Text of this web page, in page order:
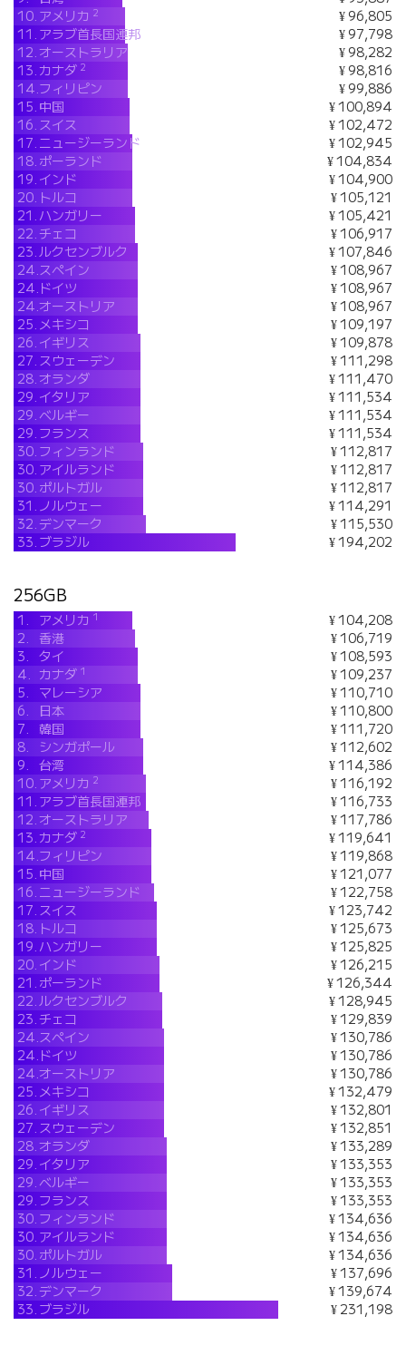
10. アメリカ 2
¥ 96,805
11. アラブ首長国連邦
¥ 97,798
12.オーストラリア
¥ 98,282
13.カナダ 2
¥ 98,816
14.フィリピン
¥ 99,886
15. 中国
¥ 100,894
16. スイス
¥ 102,472
17. ニュージーランド
¥ 102,945
18. ポーランド
¥ 104,834
19. インド
¥ 104,900
20. トルコ
¥ 105,121
21. ハンガリー
¥ 105,421
22.チェコ
¥ 106,917
23.ルクセンブルク
¥ 107,846
24.スペイン
¥ 108,967
24. ドイツ
¥ 108,967
24.オーストリア
¥ 108,967
25. メキシコ
¥ 109,197
26. イギリス
¥ 109,878
27. スウェーデン
¥ 111,298
28.オランダ
¥ 111,470
29. イタリア
¥ 111,534
29.ベルギー
¥ 111,534
29. フランス
¥ 111,534
30. フィンランド
¥ 112,817
30. アイルランド
¥ 112,817
30. ポルトガル
¥ 112,817
31. ノルウェー
¥ 114,291
32.デンマーク
¥ 115,530
33. ブラジル ¥ 194,202
256GB
1. アメリカ 1
¥ 104,208
2.
香港
¥ 106,719
3.
タイ
¥ 108,593
4.
カナダ 1
¥ 109,237
5.
マレーシア
¥ 110,710
6.
日本
¥ 110,800
7.
韓国
¥ 111,720
8.
シンガポール
¥ 112,602
9.
台湾
¥ 114,386
10. アメリカ 2
¥ 116,192
11. アラブ首長国連邦
¥ 116,733
12.オーストラリア
¥ 117,786
13.カナダ 2
¥ 119,641
14.フィリピン
¥ 119,868
15. 中国
¥ 121,077
16. ニュージーランド
¥ 122,758
17. スイス
¥ 123,742
18. トルコ
¥ 125,673
19. ハンガリー
¥ 125,825
20. インド
¥ 126,215
21. ポーランド
¥ 126,344
22.ルクセンブルク
¥ 128,945
23.チェコ
¥ 129,839
24.スペイン
¥ 130,786
24. ドイツ
¥ 130,786
24.オーストリア
¥ 130,786
25. メキシコ
¥ 132,479
26. イギリス
¥ 132,801
27. スウェーデン
¥ 132,851
28.オランダ
¥ 133,289
29. イタリア
¥ 133,353
29.ベルギー
¥ 133,353
29. フランス
¥ 133,353
30. フィンランド
¥ 134,636
30. アイルランド
¥ 134,636
30. ポルトガル
¥ 134,636
31. ノルウェー
¥ 137,696
32.デンマーク
¥ 139,674
33. ブラジル ¥ 231,198